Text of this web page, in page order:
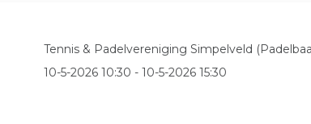
Tennis & Padelvereniging Simpelveld
10-5-2026 10:30 - 10-5-2026 15:30